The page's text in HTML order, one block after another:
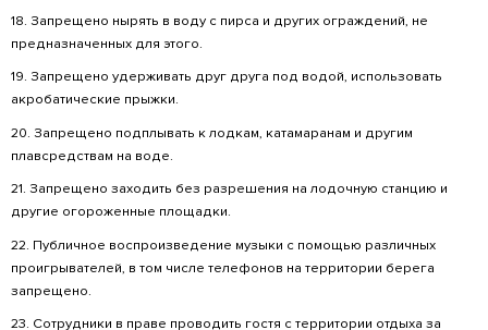
5. Сопровождайте детей находясь на
пользования.
6. Запрещено сидеть на перилах
7. Лица, не достигшие 14-летнего возраста,
сопровождении взрослого. Или
родителя.
8. Лица в алкогольном и других опьянениях
и водный транспорт.*